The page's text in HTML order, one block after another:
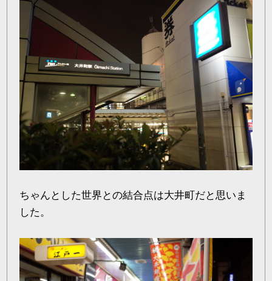
ちゃんとした世界との結合点は大井町だと思いま
した。